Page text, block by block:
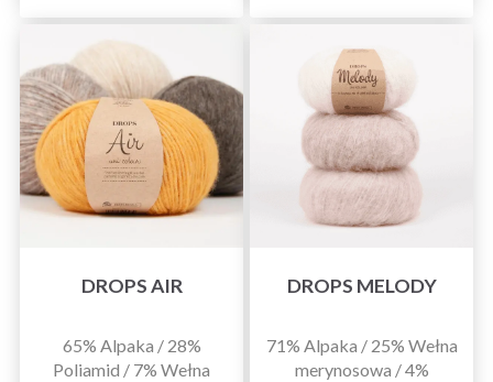
DROPS AIR
65% Alpaka / 28%
Poliamid / 7% Wełna
DROPS MELODY
71% Alpaka / 25% Wełna
merynosowa / 4%